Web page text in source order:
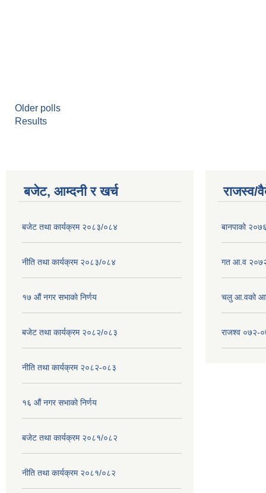
Older polls
Results
बजेट, आम्दनी र खर्च
बजेट तथा कार्यक्रम २०८३/०८४
नीति तथा कार्यक्रम २०८३/०८४
१७ ‌‍औं नगर सभाकाे निर्णय
बजेट तथा कार्यक्रम २०८२/०८३
नीति तथा कार्यक्रम २०८२-०८३
१६ ‌औं नगर सभाकाे निर्णय
बजेट तथा कार्यक्रम २०८१/०८२
नीति तथा कार्यक्रम २०८१/०८२
राजस्व/
बानपाको
गत आ.व
चलु आ.वको
राजश्व ०७२-